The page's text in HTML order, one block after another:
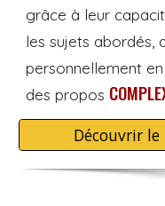
grâce à leur
les sujets abordés,
personnellement
des propos CO
Découvrir le